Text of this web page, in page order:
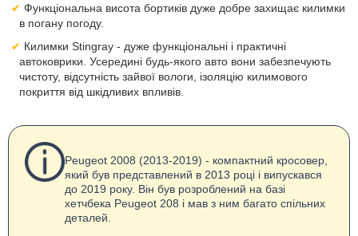
Функціональна висота бортиків дуже добре захищає килимки
в погану погоду.
Килимки Stingray - дуже функціональні і практичні
автоковрики. Усередині будь-якого авто вони забезпечують
чистоту, відсутність зайвої вологи, ізоляцію килимового
покриття від шкідливих впливів.
Peugeot 2008 (2013-2019) - компактний кросовер,
який був представлений в 2013 році і випускався
до 2019 року. Він був розроблений на базі
хетчбека Peugeot 208 і мав з ним багато спільних
деталей.